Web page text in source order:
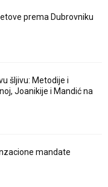
prema Dubrovniku
šljivu: Metodije i
Joanikije i Mandić na
mandate